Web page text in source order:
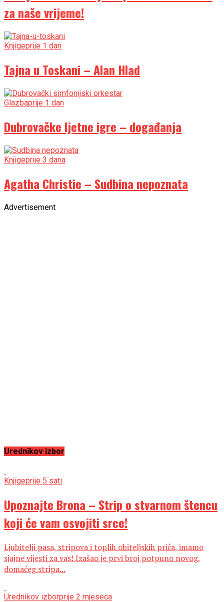
za naše vrijeme!
Knjigeprije 1 dan
Tajna u Toskani – Alan Hlad
Glazbaprije 1 dan
Dubrovačke ljetne igre – događanja
Knjigeprije 3 dana
Agatha Christie – Sudbina nepoznata
Advertisement
Urednikov izbor
Knjigeprije 5 sati
Upoznajte Brona – Strip o stvarnom štencu
koji će vam osvojiti srce!
Ljubitelji pasa, stripova i toplih obiteljskih priča, imamo
sjajne vijesti za vas! Izašao je prvi broj potpuno novog,
domaćeg stripa...
Urednikov izborprije 2 mjeseca